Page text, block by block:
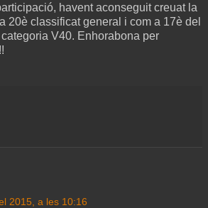
havent aconseguit creuat la
20è classificat general i com a 17è del
V40. Enhorabona per
2015, a les 10:16